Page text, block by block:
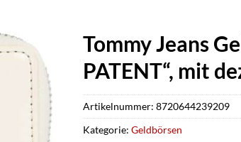
Tommy Jeans
PATENT“, mit
Artikelnummer:8720644239209
Kategorie:Geldbörsen